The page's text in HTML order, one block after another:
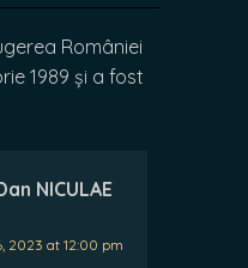
României
1989 și a fost
NICULAE
2023 at 12:00 pm